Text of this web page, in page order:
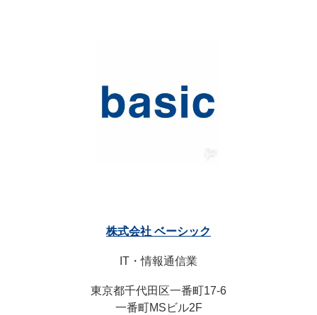
株式会社 ベーシック
IT・情報通信業
東京都千代田区一番町17-6
一番町MSビル2F